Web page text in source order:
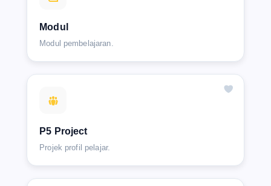
Modul
Modul pembelajaran.
P5 Project
Projek profil pelajar.